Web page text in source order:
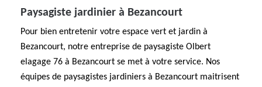
Paysagiste jardinier à Bezancourt
Pour bien entretenir votre espace vert et jardin à
Bezancourt, notre entreprise de paysagiste Olbert
elagage 76 à Bezancourt se met à votre service. Nos
équipes de paysagistes jardiniers à Bezancourt maitrisent